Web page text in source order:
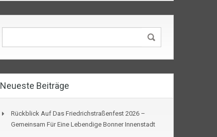
Neueste Beiträge
Rückblick Auf Das Friedrichstraßenfest 2026 –
Gemeinsam Für Eine Lebendige Bonner Innenstadt